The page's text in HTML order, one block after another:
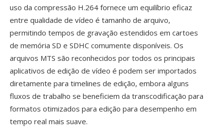
uso da compressão H.264 fornece um equilíbrio eficaz
entre qualidade de vídeo é tamanho de arquivo,
permitindo tempos de gravação estendidos em cartoes
de memória SD e SDHC comumente disponíveis. Os
arquivos MTS são reconhecidos por todos os principais
aplicativos de edição de vídeo é podem ser importados
diretamente para timelines de edição, embora alguns
fluxos de trabalho se beneficiem da transcodificação para
formatos otimizados para edição para desempenho em
tempo real mais suave.